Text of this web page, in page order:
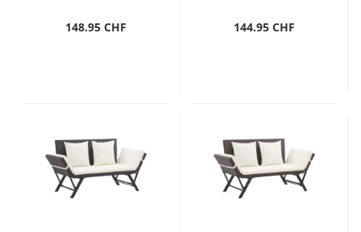
148.95 CHF 144.95 CHF